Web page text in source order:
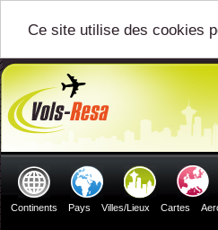
Ce site utilise des cookies
Continents Pays Villes/Lieux Cartes